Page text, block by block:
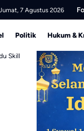
7 Agustus 2026
Politik Hukum &
Skill